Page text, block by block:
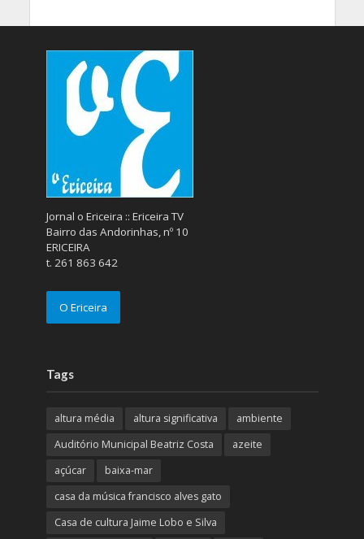
Jornal o Ericeira :: Ericeira TV
Bairro das Andorinhas, nº 10
ERICEIRA
t. 261 863 642
O Ericeira
Tags
altura média altura significativa
ambiente
Auditório Municipal Beatriz Costa
azeite
açúcar
baixa-mar
casa da música francisco alves gato
Casa de cultura Jaime Lobo e Silva